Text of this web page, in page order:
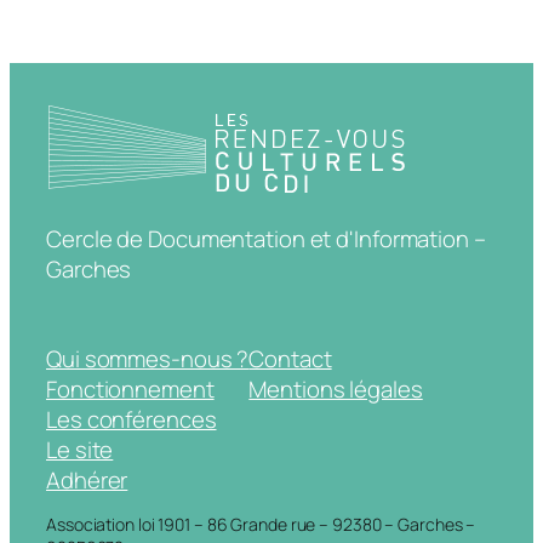
Cercle de Documentation et d'Information –
Garches
Qui sommes-nous ?
Fonctionnement
Les conférences
Le site
Adhérer
Contact
Mentions légales
Association loi 1901 – 86 Grande rue – 92380 – Garches –